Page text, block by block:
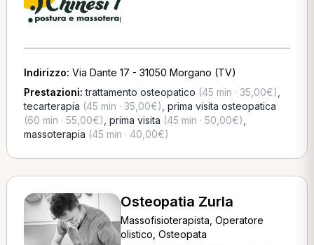
Indirizzo: Via Dante 17 - 31050 Morgano (TV)
Prestazioni:trattamento osteopatico (45 min · 35,00€)
tecarterapia (45 min · 35,00€) prima visita osteopatica
(60 min · 55,00€) prima visita (45 min · 50,00€)
massoterapia (45 min · 40,00€)
Osteopatia Zurla
Massofisioterapista, Operatore
olistico, Osteopata